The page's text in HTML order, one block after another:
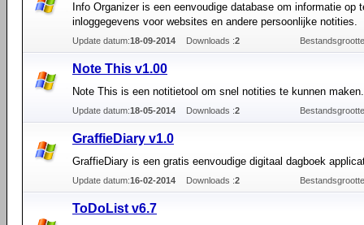
Info Organizer is een eenvoudige database om informatie op
inloggegevens voor websites en andere persoonlijke notities.
Update datum:18-09-2014 Downloads :2
Note This v1.00
Note This is een notitietool om snel notities te kunnen maken.
Update datum:18-05-2014 Downloads :2
GraffieDiary v1.0
GraffieDiary is een gratis eenvoudige digitaal dagboek
Update datum:16-02-2014 Downloads :2
ToDoList v6.7